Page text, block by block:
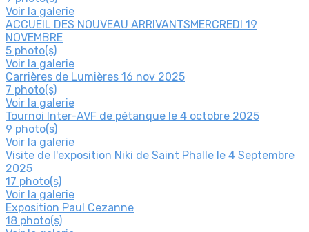
Voir la galerie
ACCUEIL DES NOUVEAU ARRIVANTSMERCREDI 19
NOVEMBRE
5 photo(s)
Voir la galerie
Carrières de Lumières 16 nov 2025
7 photo(s)
Voir la galerie
Tournoi Inter-AVF de pétanque le 4 octobre 2025
9 photo(s)
Voir la galerie
Visite de l'exposition Niki de Saint Phalle le 4 Septembre
2025
17 photo(s)
Voir la galerie
Exposition Paul Cezanne
18 photo(s)